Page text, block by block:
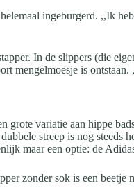
ingeburgerd. ,,Ik
In de slippers (die
mengelmoesje is
grote variatie aan hippe
streep is nog steeds
maar een optie: de
zonder sok is een beetje